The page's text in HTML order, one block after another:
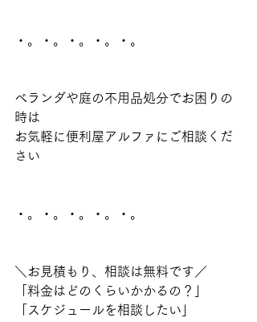
・。・。・。・。・。
ベランダや庭の不用品処分でお困りの
時は
お気軽に便利屋アルファにご相談くだ
さい
・。・。・。・。・。
＼お見積もり、相談は無料です／
「料金はどのくらいかかるの？」
「スケジュールを相談したい」